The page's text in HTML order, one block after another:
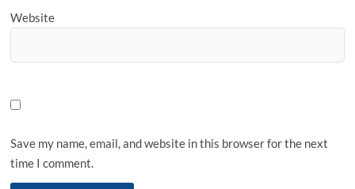
Website
Save my name, email, and website in this browser for the next
time I comment.